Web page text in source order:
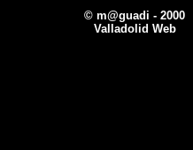
© m@guadi - 2000
Valladolid Web